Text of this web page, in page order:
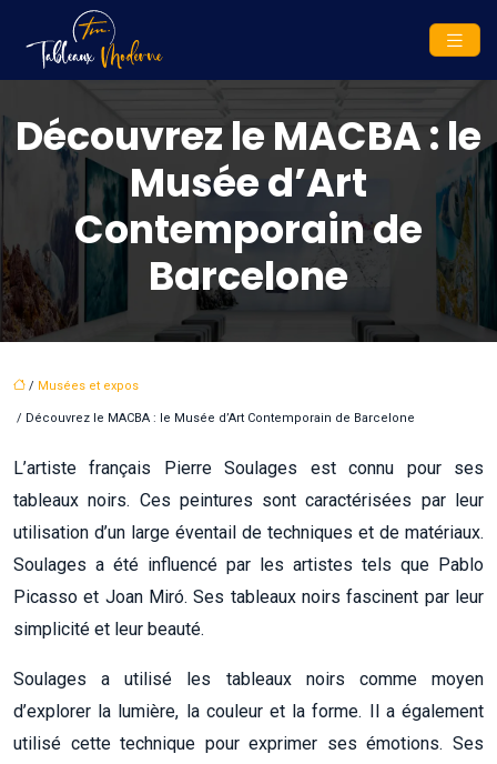
Découvrez le MACBA : le
Musée d’Art
Contemporain de
Barcelone
/ Musées et expos
/ Découvrez le MACBA : le Musée d’Art Contemporain de Barcelone
L’artiste français Pierre Soulages est connu pour ses
tableaux noirs. Ces peintures sont caractérisées par leur
utilisation d’un large éventail de techniques et de matériaux.
Soulages a été influencé par les artistes tels que Pablo
Picasso et Joan Miró. Ses tableaux noirs fascinent par leur
simplicité et leur beauté.
Soulages a utilisé les tableaux noirs comme moyen
d’explorer la lumière, la couleur et la forme. Il a également
utilisé cette technique pour exprimer ses émotions. Ses